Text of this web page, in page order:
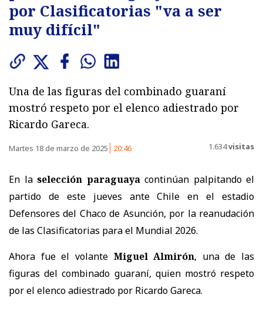
por Clasificatorias "va a ser
muy difícil"
Una de las figuras del combinado guaraní
mostró respeto por el elenco adiestrado por
Ricardo Gareca.
Martes 18 de marzo de 2025 20:46 1.634visitas
En la selección paraguayacontinúan palpitando el
partido de este jueves ante Chile en el estadio
Defensores del Chaco de Asunción, por la reanudación
de las Clasificatorias para el Mundial 2026.
Ahora fue el volante Miguel Almirón, una de las
figuras del combinado guaraní, quien mostró respeto
por el elenco adiestrado por Ricardo Gareca.